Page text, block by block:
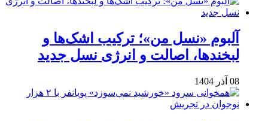
آلبوم «نسل من»؛ ترکیب اشک‌ها و
لبخندها، اصالت و انرژی نسل جدید
08 آذر 1404